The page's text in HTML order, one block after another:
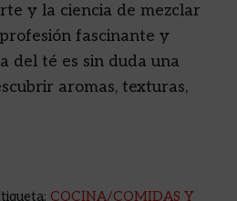
y la ciencia de mezclar
fascinante y
del té es sin duda una
aromas, texturas,
COCINA/COMIDAS Y